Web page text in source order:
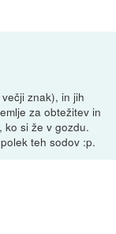
znak), in jih
za obtežitev in
ko si že v gozdu.
teh sodov :p.